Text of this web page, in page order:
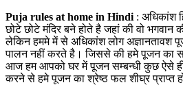
Puja rules at home in Hindi : अधिकांश
छोटे छोटे मंदिर बने होते है जहां की वो भगवान
लेकिन हममे में से अधिकांश लोग अज्ञानतावश
पालन नहीं करते है। जिससे की हमे पूजन का
आज हम आपको घर में पूजन सम्बन्धी कुछ ऐसे ही
करने से हमे पूजन का श्रेष्ठ फल शीघ्र प्राप्त